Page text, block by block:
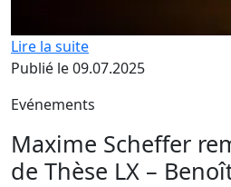
Lire la suite
Publié le 09.07.2025
Evénements
Maxime Scheffer
de Thèse LX –